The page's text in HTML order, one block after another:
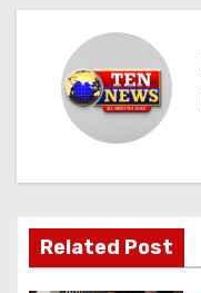
v
i
g
Related Post